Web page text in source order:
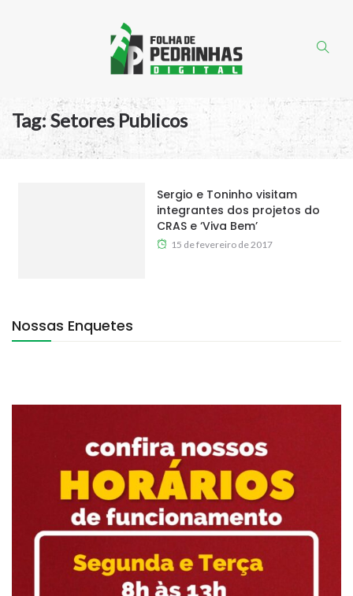
Tag:Setores Publicos
Sergio e Toninho visitam
integrantes dos projetos do
CRAS e ‘Viva Bem’
15 de fevereiro de 2017
Nossas Enquetes